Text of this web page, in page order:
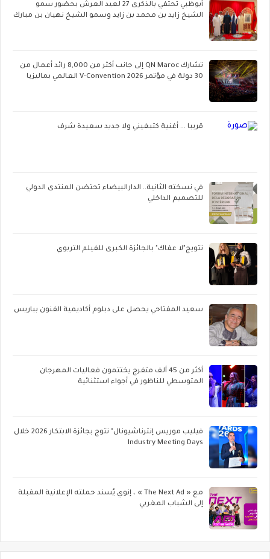
أبوظبي تحتفي بالذكرى 27 لعيد العرش بحضور سمو
الشيخ زايد بن محمد بن زايد وسمو الشيخ نهيان بن مبارك
تشارك QN Maroc إلى جانب أكثر من 8,000 رائد أعمال من
30 دولة في مؤتمر V-Convention 2026 العالمي بماليزيا
قريبا ... أغنية كتبغيني ولا جديد سعيدة شرف
في نسخته الثانية.. الدارالبيضاء تحتضن المنتدى الدولي
للتصميم الداخلي
تتويج"لا عفاك" بالجائزة الكبرى للفيلم التربوي
سعيد المفتاحي يحصل على دبلوم أكاديمية الفنون بباريس
أكثر من 45 ألف متفرج يختتمون فعاليات المهرجان
المتوسطي للناظور في أجواء استثنائية
فيليب موريس إنترناشيونال" تتوج بجائزة الابتكار 2026 خلال
Industry Meeting Days
مع « The Next Ad » ، إنوي يُسند حملته الإعلانية المقبلة
إلى الشباب المغربي